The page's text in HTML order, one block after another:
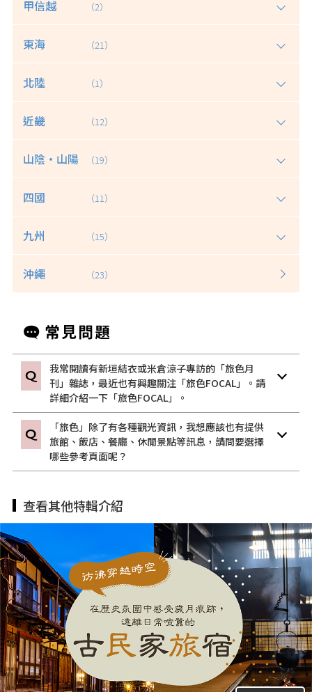
甲信越 （2）
東海 （21）
北陸 （1）
近畿 （12）
山陰・山陽 （19）
四國 （11）
九州 （15）
沖繩 （23）
我常閱讀有新垣結衣或米倉涼子專訪的「旅色月
刊」雜誌，最近也有興趣關注「旅色FOCAL」。請
詳細介紹一下「旅色FOCAL」。
「旅色」除了有各種觀光資訊，我想應該也有提供
旅館、飯店、餐廳、休閒景點等訊息，請問要選擇
哪些參考頁面呢？
查看其他特輯介紹